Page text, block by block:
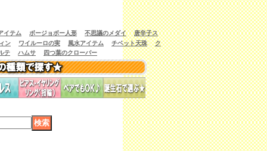
イテム ボージョボー人形 不思議のメダイ
唐辛子ス
ン
ワイルーロの実 風水アイテム チベット天珠
ク
テ
ハムサ 四つ葉のクローバー